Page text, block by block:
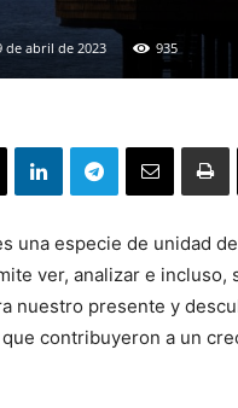
de abril de 2023 935
una especie de unidad
ver, analizar e incluso,
nuestro presente y
contribuyeron a un